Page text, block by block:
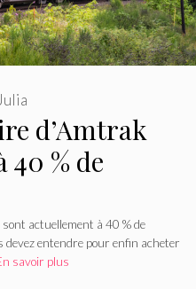
d’Amtrak
40 % de
actuellement à 40 % de
devez entendre pour enfin acheter
savoir plus